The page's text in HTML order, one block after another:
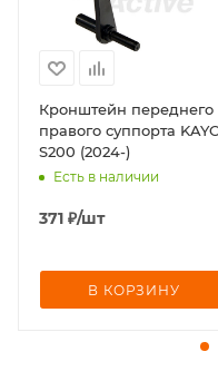
Кронштейн переднего
правого суппорта
S200 (2024-)
Есть в наличии
371 ₽/шт
В КОРЗИНУ